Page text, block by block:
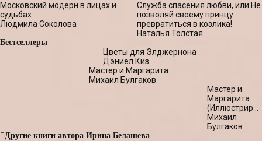
Московский модерн в лицах и
судьбах
Людмила Соколова
Служба спасения любви, или Не
позволяй своему принцу
превратиться в козлика!
Наталья Толстая
Бестселлеры
Цветы для Элджернона
Дэниел Киз
Мастер и Маргарита
Михаил Булгаков
Мастер и
Маргарита
издание)
Михаил
Булгаков
Другие книги автора Ирина Белашева